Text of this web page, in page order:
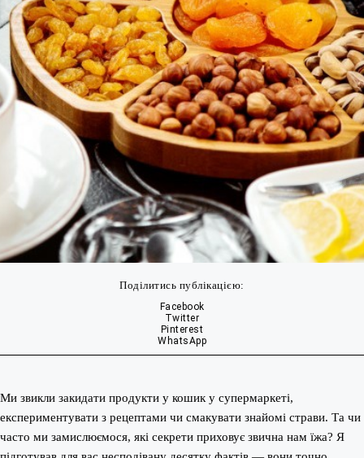
Поділитись публікацією:
Facebook
Twitter
Pinterest
WhatsApp
Ми звикли закидати продукти у кошик у супермаркеті,
експериментувати з рецептами чи смакувати знайомі страви. Та чи
часто ми замислюємося, які секрети приховує звична нам їжа? Я